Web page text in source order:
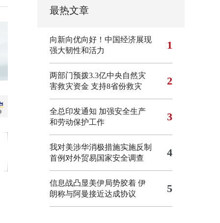
最热文章
向新向优向好！中国经济展现
强大韧性和活力
1
两部门预拨3.3亿中央自然灾
害救灾资金 支持8省份救灾
2
全总印发通知 加强安全生产
和劳动保护工作
3
我对美涉华消极措施实施反制
首例对外贸易国家安全调查
4
信息战凸显美伊局势胶着 伊
朗称与阿曼接近达成协议
5